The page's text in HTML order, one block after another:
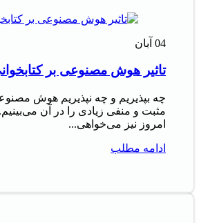
04 آبان
تاثیر هوش مصنوعی بر
چه بپذیریم و چه نپذیریم هوش
مثبت و منفی زیادی را در آن
امروز نیز می‌خواهی...
ادامه مطلب